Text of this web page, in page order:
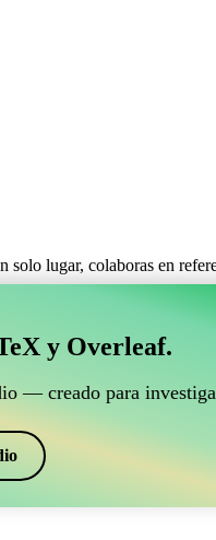
solo lugar, colaboras en
conecte con Overleaf?
con Overleaf?»
puede ser perfecta! Te
manera fácil de gestionar
y Overleaf.
— creado para